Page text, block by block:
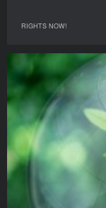
RIGHTS NOW!